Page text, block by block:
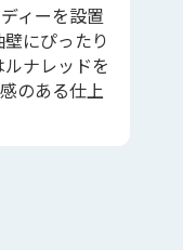
ィーを設置
にぴったり
ナレッドを
のある仕上